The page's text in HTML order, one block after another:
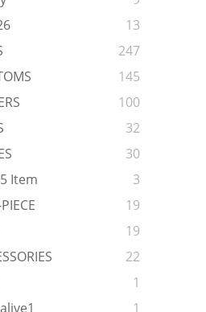
13
247
145
100
32
30
Item
3
19
19
22
1
1